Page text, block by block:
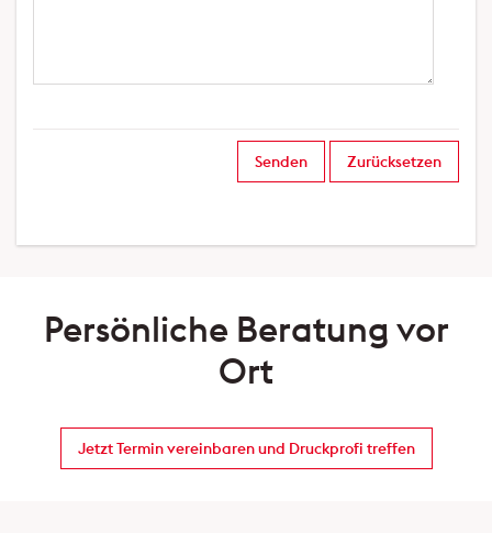
Senden Zurücksetzen
Persönliche Beratungvor
Ort
Jetzt Termin vereinbaren und Druckprofi treffen